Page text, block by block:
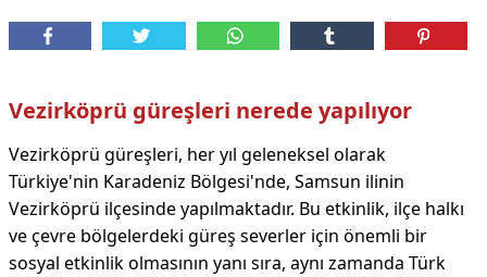
Vezirköprü güreşleri nerede yapılıyor
Vezirköprü güreşleri, her yıl geleneksel olarak
Türkiye'nin Karadeniz Bölgesi'nde, Samsun ilinin
Vezirköprü ilçesinde yapılmaktadır. Bu etkinlik, ilçe halkı
ve çevre bölgelerdeki güreş severler için önemli bir
sosyal etkinlik olmasının yanı sıra, aynı zamanda Türk